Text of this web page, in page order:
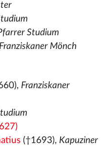
Studium
Franziskaner Mönch
Franziskaner
(†1693), Kapuziner